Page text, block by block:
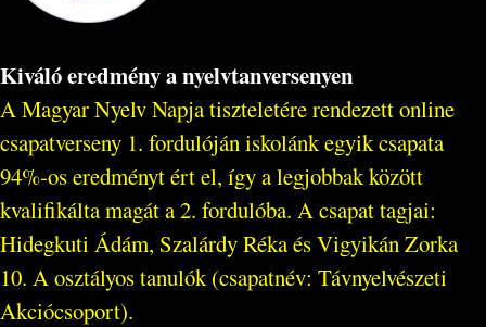
Kiváló eredmény a nyelvtanversenyen
A Magyar Nyelv Napja tiszteletére rendezett online
csapatverseny 1. fordulóján iskolánk egyik csapata
94%-os eredményt ért el, így a legjobbak között
kvalifikálta magát a 2. fordulóba. A csapat tagjai:
Hidegkuti Ádám, Szalárdy Réka és Vigyikán Zorka
10. A osztályos tanulók (csapatnév: Távnyelvészeti
Akciócsoport).